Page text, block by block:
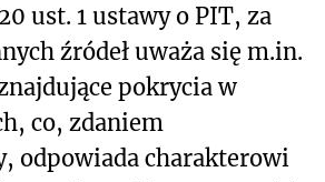
ust. 1 ustawy o PIT, za
źródeł uważa się m.in.
pokrycia w
co, zdaniem
odpowiada charakterowi